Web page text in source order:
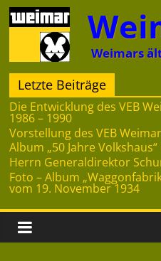
Zum
Inhalt
springen
Weimars
Letzte Beiträge
Die Entwicklung des VEB
1986 – 1990
Vorstellung des VEB
Album „50 Jahre
Herrn Generaldirektor
Foto – Album
vom 19. November 1934